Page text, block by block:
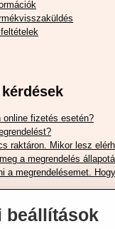
online fizetés esetén?
raktáron. Mikor lesz
a megrendelés
a megrendelésemet.
beállítások